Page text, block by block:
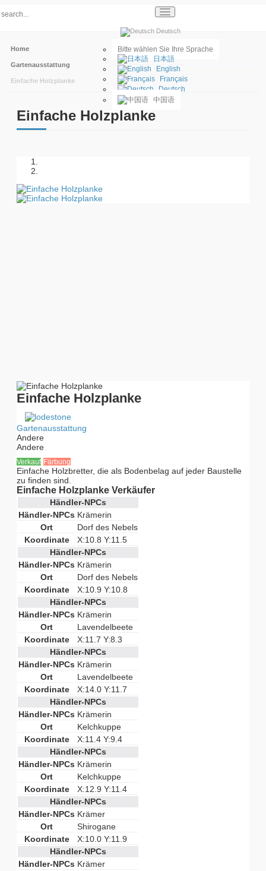
Deutsch
Bitte wählen Sie Ihre Sprache
日本語
English
Français
Deutsch
中国语
Home
Gartenausstattung
Einfache Holzplanke
Einfache Holzplanke
Einfache Holzplanke
Gartenausstattung
Andere
Andere
Verkauf Färbung
Einfache Holzbretter, die als Bodenbelag auf jeder Baustelle
zu finden sind.
Einfache Holzplanke Verkäufer
Händler-NPCs
Händler-NPCs Krämerin
Ort
Dorf des Nebels
Koordinate
X:10.8 Y:11.5
Händler-NPCs
Händler-NPCs Krämerin
Ort
Dorf des Nebels
Koordinate
X:10.9 Y:10.8
Händler-NPCs
Händler-NPCs Krämerin
Ort
Lavendelbeete
Koordinate
X:11.7 Y:8.3
Händler-NPCs
Händler-NPCs Krämerin
Ort
Lavendelbeete
Koordinate
X:14.0 Y:11.7
Händler-NPCs
Händler-NPCs Krämerin
Ort
Kelchkuppe
Koordinate
X:11.4 Y:9.4
Händler-NPCs
Händler-NPCs Krämerin
Ort
Kelchkuppe
Koordinate
X:12.9 Y:11.4
Händler-NPCs
Händler-NPCs Krämer
Ort
Shirogane
Koordinate
X:10.0 Y:11.9
Händler-NPCs
Händler-NPCs Krämer